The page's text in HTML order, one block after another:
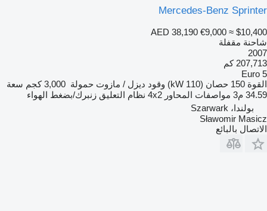
Mercedes-Benz Sprinter
AED 38,190 €9,000 ≈ $10,400
شاحنة مقفلة
2007
207,713 كم
Euro 5
القوة 150 حصان (110 kW) وقود ديزل / مازوت حمولة 3,000 كجم
سعة
34.59 م3
مواصفات المحاور 4x2 نظام التعليق زنبرك/بضغط الهواء
بولندا، Szarwark
Sławomir Masicz
الاتصال بالبائع